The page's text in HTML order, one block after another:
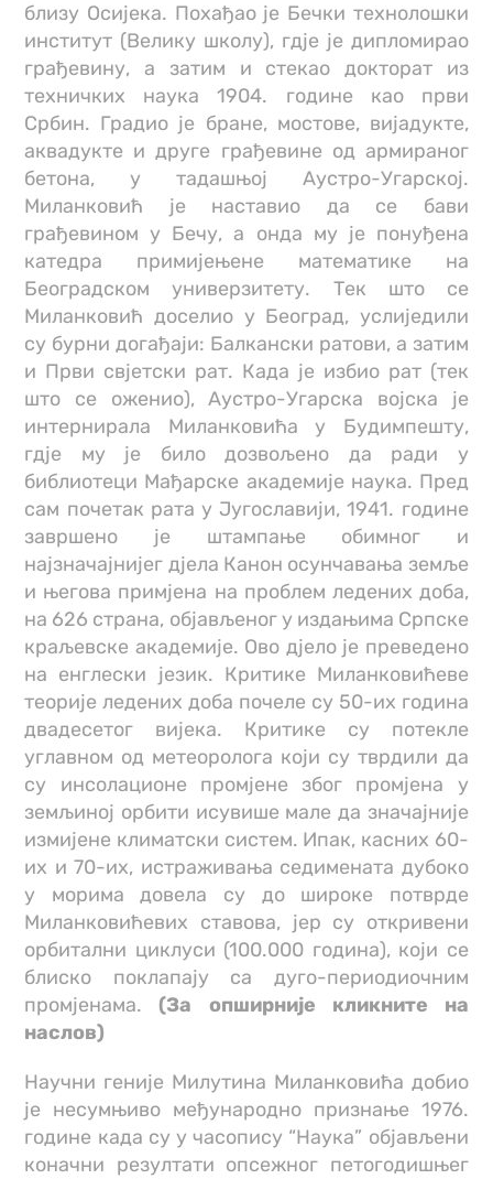
близу Осијека. Похађао је Бечки технолошки
институт (Велику школу), гдје је дипломирао
грађевину, а затим и стекао докторат из
техничких наука 1904. године као први
Србин. Градио је бране, мостове, вијадукте,
аквадукте и друге грађевине од армираног
бетона, у тадашњој Аустро-Угарској.
Миланковић је наставио да се бави
грађевином у Бечу, а онда му је понуђена
катедра примијењене математике на
Београдском универзитету. Тек што се
Миланковић доселио у Београд, услиједили
су бурни догађаји: Балкански ратови, а затим
и Први свјетски рат. Када је избио рат (тек
што се оженио), Аустро-Угарска војска је
интернирала Миланковића у Будимпешту,
гдје му је било дозвољено да ради у
библиотеци Мађарске академије наука. Пред
сам почетак рата у Југославији, 1941. године
завршено је штампање обимног и
најзначајнијег дјела Канон осунчавања земље
и његова примјена на проблем ледених доба,
на 626 страна, објављеног у издањима Српске
краљевске академије. Ово дјело је преведено
на енглески језик. Критике Миланковићеве
теорије ледених доба почеле су 50-их година
двадесетог вијека. Критике су потекле
углавном од метеоролога који су тврдили да
су инсолационе промјене због промјена у
земљиној орбити исувише мале да значајније
измијене климатски систем. Ипак, касних 60-
их и 70-их, истраживања седимената дубоко
у морима довела су до широке потврде
Миланковићевих ставова, јер су откривени
орбитални циклуси (100.000 година), који се
блиско поклапају са дуго-периодиочним
промјенама.(За опширније кликните на
наслов)
Научни геније Милутина Миланковића добио
је несумњиво међународно признање 1976.
године када су у часопису “Наука” објављени
коначни резултати опсежног петогодишњег